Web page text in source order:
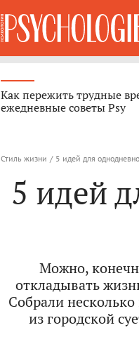
Как пережить трудные
ежедневные советы Psy
Стиль жизни / 5 идей для
5 идей
Можно,
откладывать
Собрали
из городской